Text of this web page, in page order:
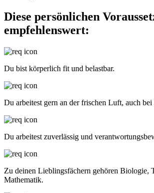
Diese persönlichen
empfehlenswert:
Du bist körperlich fit und belastbar.
Du arbeitest gern an der frischen Luft, auch bei
Du arbeitest zuverlässig und
Zu deinen Lieblingsfächern gehören Biologie,
Mathematik.